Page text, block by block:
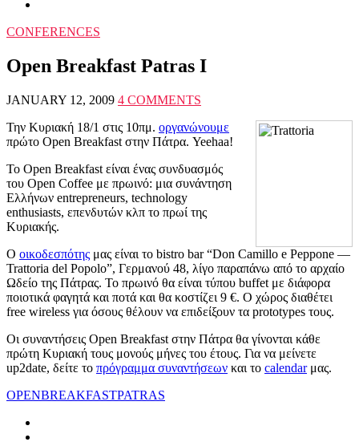
CONFERENCES
Open Breakfast Patras I
JANUARY 12, 2009 4 COMMENTS
Την Κυριακή 18/1 στις 10πμ. οργανώνουμε
πρώτο Open Breakfast στην Πάτρα. Yeehaa!
Το Open Breakfast είναι ένας συνδυασμός
του Open Coffee με πρωινό: μια συνάντηση
Ελλήνων entrepreneurs, technology
enthusiasts, επενδυτών κλπ το πρωί της
Κυριακής.
Ο οικοδεσπότης μας είναι το bistro bar “Don Camillo e Peppone —
Trattoria del Popolo”, Γερμανού 48, λίγο παραπάνω από το αρχαίο
Ωδείο της Πάτρας. Το πρωινό θα είναι τύπου buffet με διάφορα
ποιοτικά φαγητά και ποτά και θα κοστίζει 9 €. Ο χώρος διαθέτει
free wireless για όσους θέλουν να επιδείξουν τα prototypes τους.
Οι συναντήσεις Open Breakfast στην Πάτρα θα γίνονται κάθε
πρώτη Κυριακή τους μονούς μήνες του έτους. Για να μείνετε
up2date, δείτε το πρόγραμμα συναντήσεων και το calendarμας.
OPENBREAKFASTPATRAS